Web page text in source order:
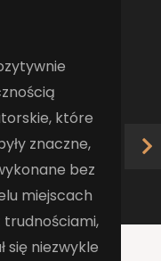
które
znaczne,
bez
miejscach
się niezwykle